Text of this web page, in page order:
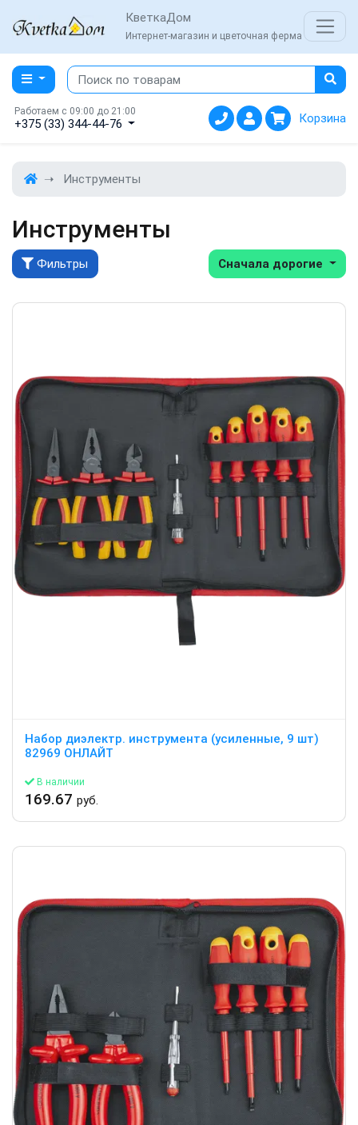
КветкаДом
Интернет-магазин и цветочная ферма
Работаем с 09:00 до 21:00
+375 (33) 344-44-76 Корзина
Инструменты
Инструменты
Фильтры Сначала дорогие
Набор диэлектр. инструмента (усиленные, 9 шт)
82969 ОНЛАЙТ
В наличии
169.67 руб.